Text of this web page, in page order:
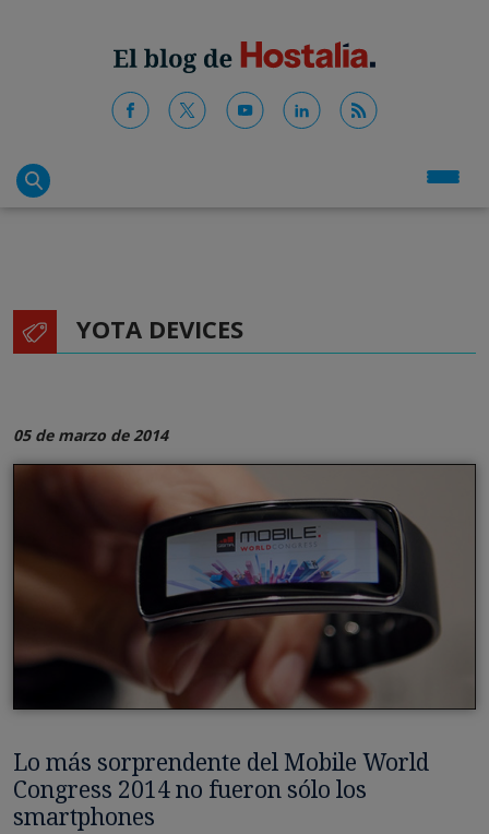
YOTA DEVICES
05 de marzo de 2014
Lo más sorprendente del Mobile World
Congress 2014 no fueron sólo los
smartphones